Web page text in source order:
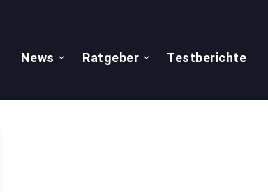
News Ratgeber Testberichte